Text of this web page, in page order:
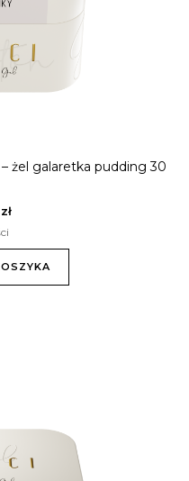
żel galaretka pudding 30
zł